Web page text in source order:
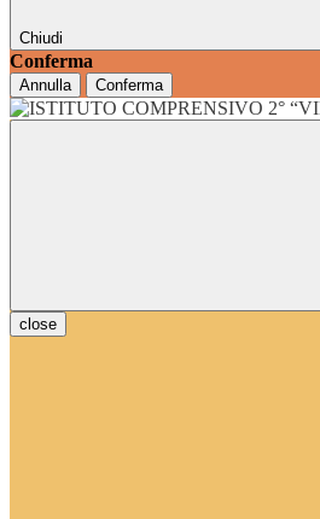
Chiudi
Conferma
Annulla Conferma
close